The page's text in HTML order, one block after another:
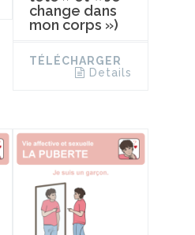
change dans
mon corps »)
TÉLÉCHARGER
Details